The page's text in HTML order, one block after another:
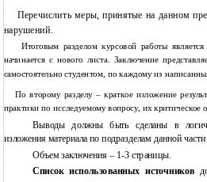
Перечислить меры, принятые на данном
нарушений.
Итоговым разделом курсовой работы является
начинается с нового листа. Заключение
самостоятельно студентом, по каждому из
По второму разделу – краткое изложение
практики по исследуемому вопросу, их критическое
Выводы должны быть сделаны в
изложения материала по подразделам данной
Объем заключения – 1-3 страницы.
Список использованных источников